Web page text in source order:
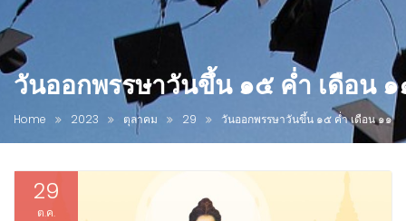
วันออกพรรษาวันขึ้น ๑๕ ค่ำ เดือน
Home 2023 ตุลาคม 29 วันออกพรรษาวันขึ้น ๑๕ ค่ำ เดือน ๑๑
29
ต.ค.